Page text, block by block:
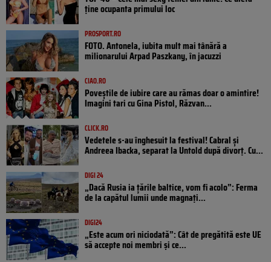
ține ocupanta primului loc
PROSPORT.RO
FOTO. Antonela, iubita mult mai tânără a
milionarului Arpad Paszkany, în jacuzzi
CIAO.RO
Poveştile de iubire care au rămas doar o amintire!
Imagini tari cu Gina Pistol, Răzvan...
CLICK.RO
Vedetele s-au înghesuit la festival! Cabral și
Andreea Ibacka, separat la Untold după divorț. Cu...
DIGI 24
„Dacă Rusia ia țările baltice, vom fi acolo”: Ferma
de la capătul lumii unde magnați...
DIGI24
„Este acum ori niciodată”: Cât de pregătită este UE
să accepte noi membri și ce...